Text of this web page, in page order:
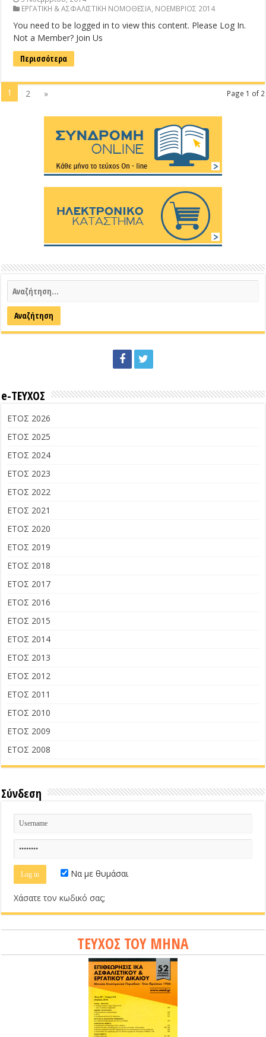
ΕΡΓΑΤΙΚΗ & ΑΣΦΑΛΙΣΤΙΚΗ ΝΟΜΟΘΕΣΙΑ, ΝΟΕΜΒΡΙΟΣ 2014
You need to be logged in to view this content. Please Log In.
Not a Member? Join Us
Περισσότερα
Page 1 of 2
1 2 »
e-ΤΕΥΧΟΣ
ΕΤΟΣ 2026
ΕΤΟΣ 2025
ΕΤΟΣ 2024
ΕΤΟΣ 2023
ΕΤΟΣ 2022
ΕΤΟΣ 2021
ΕΤΟΣ 2020
ΕΤΟΣ 2019
ΕΤΟΣ 2018
ΕΤΟΣ 2017
ΕΤΟΣ 2016
ΕΤΟΣ 2015
ΕΤΟΣ 2014
ΕΤΟΣ 2013
ΕΤΟΣ 2012
ΕΤΟΣ 2011
ΕΤΟΣ 2010
ΕΤΟΣ 2009
ΕΤΟΣ 2008
Σύνδεση
Να με θυμάσαι
Χάσατε τον κωδικό σας;
ΤΕΥΧΟΣ ΤΟΥ ΜΗΝΑ